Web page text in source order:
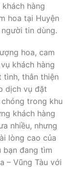
hàng
hoa tại Huyện
tin dùng.
hoa, cam
khách hàng
tình, thân thiện
dịch vụ đặt
trong khu
khách hàng
nhiều, nhưng
lòng cao của
bạn đang tìm
– Vũng Tàu với